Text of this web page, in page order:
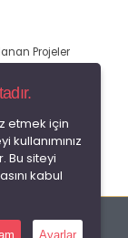
Projeler
etmek için
kullanımınız
Bu siteyi
kabul
Ayarlar